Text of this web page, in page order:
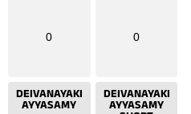
0
DEIVANAYAKI
AYYASAMY
0
DEIVANAYAKI
AYYASAMY